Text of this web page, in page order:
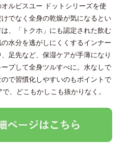
ルビスユー ドットシリーズを使
でなく全身の乾燥が気になるとい
、「トクホ」にも認定された飲む
水分を逃がしにくくするインナー
足先など、保湿ケアが手薄になり
プして全身ツルすべに。水なしで
で習慣化しやすいのもポイントで
、どこもかしこも抜かりなく。